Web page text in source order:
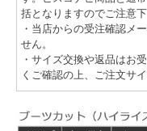
括となりますのでご注意下
・当店からの受注確認メ
せん。
・サイズ交換や返品はお
くご確認の上、ご注文サ